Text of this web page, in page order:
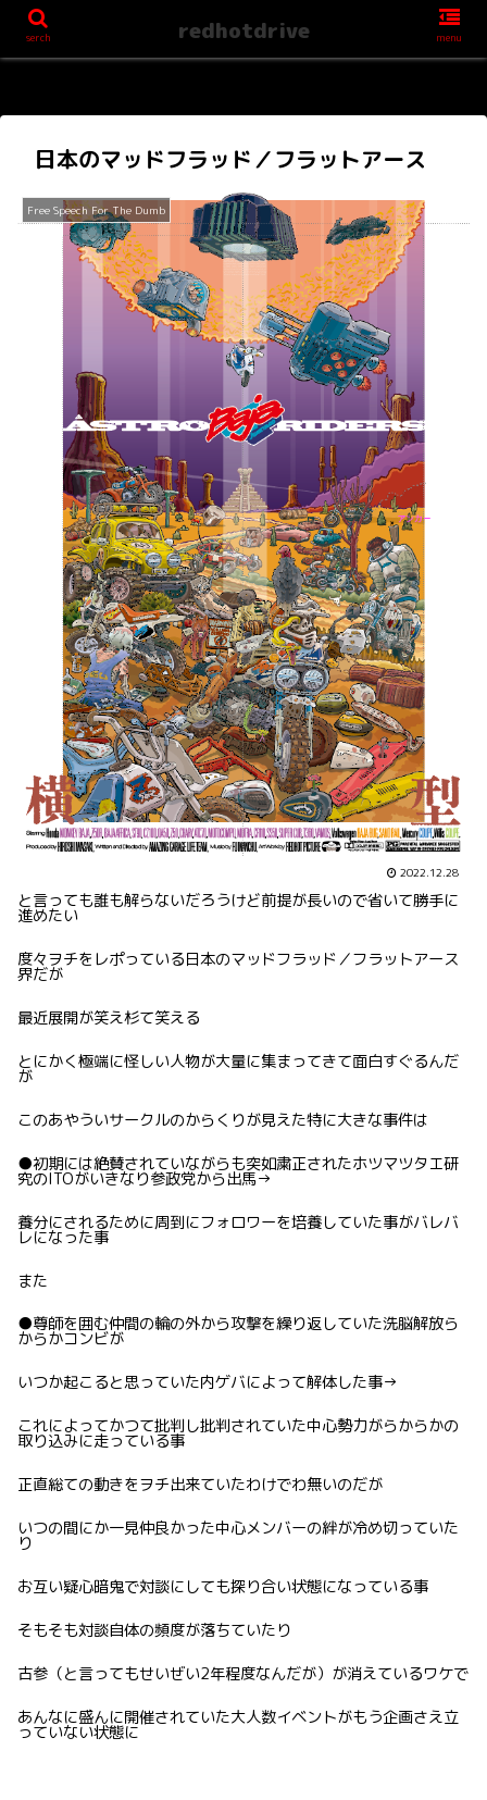
日本のマッドフラッド／フラットアース
Free Speech For The Dumb
2022.12.28
と言っても誰も解らないだろうけど前提が長いので省いて勝手に
進めたい
度々ヲチをレポっている日本のマッドフラッド／フラットアース
界だが
最近展開が笑え杉て笑える
とにかく極端に怪しい人物が大量に集まってきて面白すぐるんだ
が
このあやういサークルのからくりが見えた特に大きな事件は
●初期には絶賛されていながらも突如粛正されたホツマツタエ研
究のITOがいきなり参政党から出馬→
養分にされるために周到にフォロワーを培養していた事がバレバ
レになった事
また
●尊師を囲む仲間の輪の外から攻撃を繰り返していた洗脳解放ら
からかコンビが
いつか起こると思っていた内ゲバによって解体した事→
これによってかつて批判し批判されていた中心勢力がらからかの
取り込みに走っている事
正直総ての動きをヲチ出来ていたわけでわ無いのだが
いつの間にか一見仲良かった中心メンバーの絆が冷め切っていた
り
お互い疑心暗鬼で対談にしても探り合い状態になっている事
そもそも対談自体の頻度が落ちていたり
古参（と言ってもせいぜい2年程度なんだが）が消えているワケで
あんなに盛んに開催されていた大人数イベントがもう企画さえ立
っていない状態に
serch redhotdrive menu